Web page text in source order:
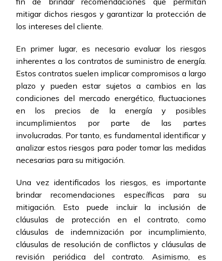
mitigar dichos riesgos y garantizar la protección de
los intereses del cliente.
En primer lugar, es necesario evaluar los riesgos
inherentes a los contratos de suministro de energía.
Estos contratos suelen implicar compromisos a largo
plazo y pueden estar sujetos a cambios en las
condiciones del mercado energético, fluctuaciones
en los precios de la energía y posibles
incumplimientos por parte de las partes
involucradas. Por tanto, es fundamental identificar y
analizar estos riesgos para poder tomar las medidas
necesarias para su mitigación.
Una vez identificados los riesgos, es importante
brindar recomendaciones específicas para su
mitigación. Esto puede incluir la inclusión de
cláusulas de protección en el contrato, como
cláusulas de indemnización por incumplimiento,
cláusulas de resolución de conflictos y cláusulas de
revisión periódica del contrato. Asimismo, es